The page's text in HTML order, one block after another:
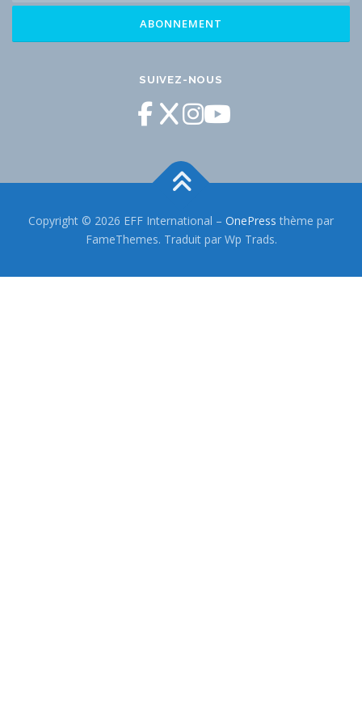
SUIVEZ-NOUS
Copyright © 2026 EFF International – OnePress thème par
FameThemes. Traduit par Wp Trads.